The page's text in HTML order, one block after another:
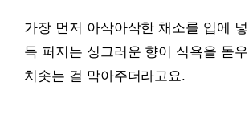
가장 먼저 아삭아삭한 채소를 입에
득 퍼지는 싱그러운 향이 식욕을 돋
치솟는 걸 막아주더라고요.